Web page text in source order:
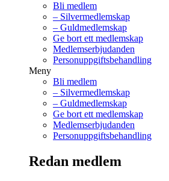
Bli medlem
– Silvermedlemskap
– Guldmedlemskap
Ge bort ett medlemskap
Medlemserbjudanden
Personuppgiftsbehandling
Meny
Bli medlem
– Silvermedlemskap
– Guldmedlemskap
Ge bort ett medlemskap
Medlemserbjudanden
Personuppgiftsbehandling
Redan medlem